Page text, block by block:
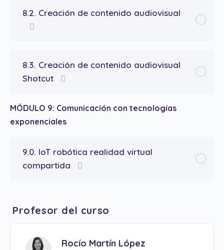
8.2. Creación de contenido audiovisual
8.3. Creación de contenido audiovisual
Shotcut
MÓDULO 9: Comunicación con tecnologías
exponenciales
9.0. IoT robótica realidad virtual
compartida
Profesor del curso
Rocío Martín López